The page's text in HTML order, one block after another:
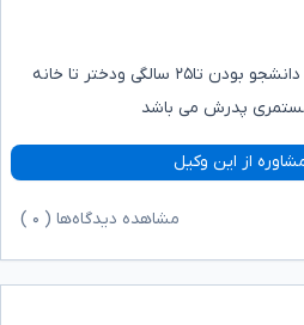
بله پسر تا ۱۹ سالگی ودر صورت دانشجو بودن تا۲۵ سالگی ودختر تا خانه
پدرش می باشد
از این وکیل
مشاهده دیدگاه‌ها ( ۰